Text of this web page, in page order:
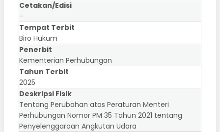
Cetakan/Edisi
-
Tempat Terbit
Biro Hukum
Penerbit
Kementerian Perhubungan
Tahun Terbit
2025
Deskripsi Fisik
Tentang Perubahan atas Peraturan Menteri
Perhubungan Nomor PM 35 Tahun 2021 tentang
Penyelenggaraan Angkutan Udara